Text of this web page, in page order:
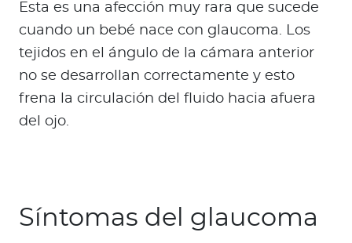
Esta es una afección muy rara que sucede
cuando un bebé nace con glaucoma. Los
tejidos en el ángulo de la cámara anterior
no se desarrollan correctamente y esto
frena la circulación del fluido hacia afuera
del ojo.
Síntomas del glaucoma